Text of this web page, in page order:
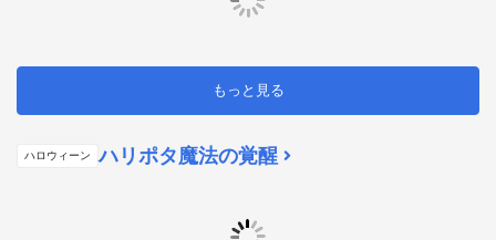
もっと見る
ハロウィーン ハリポタ魔法の覚醒